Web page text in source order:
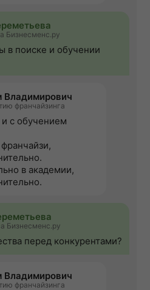
Бизнесменс.ру
в поиске и обучении
франчайзинга
с обучением
в академии,
Бизнесменс.ру
перед конкурентами?
франчайзинга